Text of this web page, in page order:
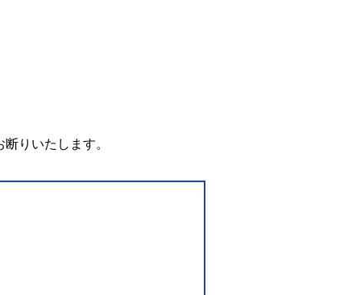
りいたします。